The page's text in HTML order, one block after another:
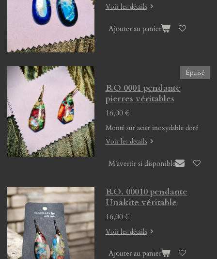
Voir les détails
Ajouter au panier
Épuisé
B.O 0001 pendante
pierres véritables
16,00 €
Monté sur acier inoxydable doré
Voir les détails
M'avertir si disponible
B.O. 00010 pendante
Unakite véritable
16,00 €
Voir les détails
Ajouter au panier